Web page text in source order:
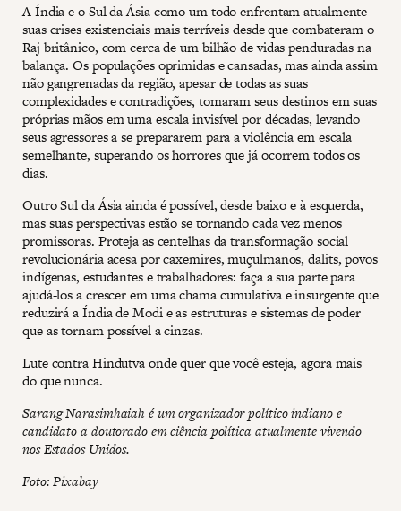
A Índia e o Sul da Ásia como um todo enfrentam atualmente
suas crises existenciais mais terríveis desde que combateram o
Raj britânico, com cerca de um bilhão de vidas penduradas na
balança. Os populações oprimidas e cansadas, mas ainda assim
não gangrenadas da região, apesar de todas as suas
complexidades e contradições, tomaram seus destinos em suas
próprias mãos em uma escala invisível por décadas, levando
seus agressores a se prepararem para a violência em escala
semelhante, superando os horrores que já ocorrem todos os
dias.
Outro Sul da Ásia ainda é possível, desde baixo e à esquerda,
mas suas perspectivas estão se tornando cada vez menos
promissoras. Proteja as centelhas da transformação social
revolucionária acesa por caxemires, muçulmanos, dalits, povos
indígenas, estudantes e trabalhadores: faça a sua parte para
ajudá-los a crescer em uma chama cumulativa e insurgente que
reduzirá a Índia de Modi e as estruturas e sistemas de poder
que as tornam possível a cinzas.
Lute contra Hindutva onde quer que você esteja, agora mais
do que nunca.
Sarang Narasimhaiah é um organizador político indiano e
candidato a doutorado em ciência política atualmente vivendo
nos Estados Unidos.
Foto: Pixabay